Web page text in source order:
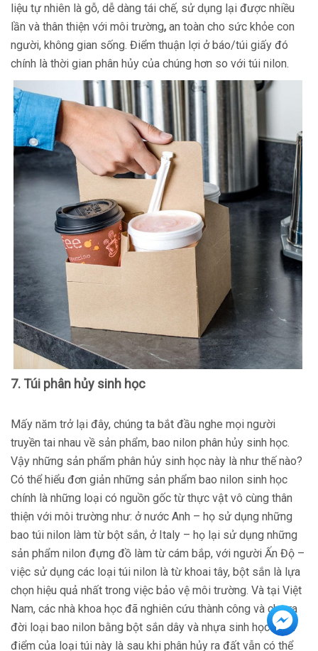
liệu tự nhiên là gỗ, dễ dàng tái chế, sử dụng lại được nhiều
lần và thân thiện với môi trường, an toàn cho sức khỏe con
người, không gian sống. Điểm thuận lợi ở báo/túi giấy đó
chính là thời gian phân hủy của chúng hơn so với túi nilon.
7. Túi phân hủy sinh học
Mấy năm trở lại đây, chúng ta bắt đầu nghe mọi người
truyền tai nhau về sản phẩm, bao nilon phân hủy sinh học.
Vậy những sản phẩm phân hủy sinh học này là như thế nào?
Có thể hiểu đơn giản những sản phẩm bao nilon sinh học
chính là những loại có nguồn gốc từ thực vật vô cùng thân
thiện với môi trường như: ở nước Anh – họ sử dụng những
bao túi nilon làm từ bột sắn, ở Italy – họ lại sử dụng những
sản phẩm nilon đựng đồ làm từ cám bắp, với người Ấn Độ –
việc sử dụng các loại túi nilon là từ khoai tây, bột sắn là lựa
chọn hiệu quả nhất trong việc bảo vệ môi trường. Và tại Việt
Nam, các nhà khoa học đã nghiên cứu thành công và cho ra
đời loại bao nilon bằng bột sắn dây và nhựa sinh học – ưu
điểm của loại túi này là sau khi phân hủy ra đất vẫn có thể